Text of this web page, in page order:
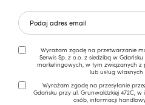
Wyrażam zgodę na przetwarzanie
Serwis Sp. z o.o. z siedzibą w
marketingowych, w tym związanych
lub usług
Wyrażam zgodę na przesyłanie
Gdańsku przy ul. Grunwaldzkiej 472C,
osób, informacji